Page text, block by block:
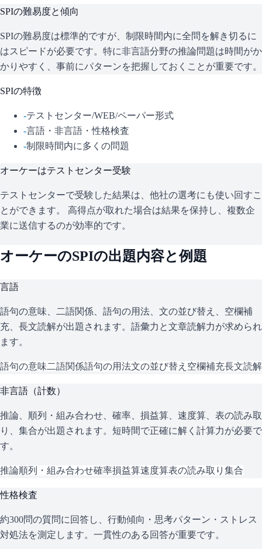
SPIの難易度と傾向
SPIの難易度は標準的ですが、制限時間内に全問を解き切るに
はスピードが必要です。特に非言語分野の推論問題は時間がか
かりやすく、事前にパターンを把握しておくことが重要です。
SPIの特徴
-テストセンター/WEB/ペーパー形式
-言語・非言語・性格検査
-制限時間内に多くの問題
オーケーはテストセンター受験
テストセンターで受験した結果は、他社の選考にも使い回すこ
とができます。 高得点が取れた場合は結果を保持し、複数企
業に送信するのが効率的です。
オーケーのSPIの出題内容と例題
言語
語句の意味、二語関係、語句の用法、文の並び替え、空欄補
充、長文読解が出題されます。語彙力と文章読解力が求められ
ます。
語句の意味二語関係語句の用法文の並び替え 空欄補充長文読解
非言語（計数）
推論、順列・組み合わせ、確率、損益算、速度算、表の読み取
り、集合が出題されます。短時間で正確に解く計算力が必要で
す。
推論順列・組み合わせ確率損益算速度算表の読み取り 集合
性格検査
約300問の質問に回答し、行動傾向・思考パターン・ストレス
対処法を測定します。一貫性のある回答が重要です。